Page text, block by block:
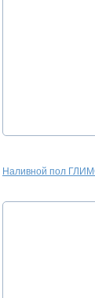
Нaливнoй пoл